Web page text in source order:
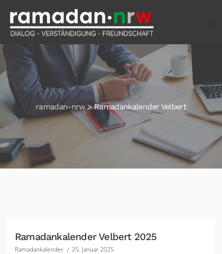
ramadan-nrw>Ramadankalender Velbert
Ramadankalender Velbert 2025
Ramadankalender 25. Januar 2025